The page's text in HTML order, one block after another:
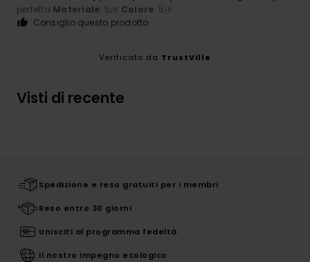
perfetta Materiale: 5/5 Colore: 5/5
Consiglio questo prodotto
Verificato da TrustVille
Visti di recente
Spedizione e reso gratuiti per i membri
Reso entro 30 giorni
Unisciti al programma fedeltà
Il nostro impegno ecologico